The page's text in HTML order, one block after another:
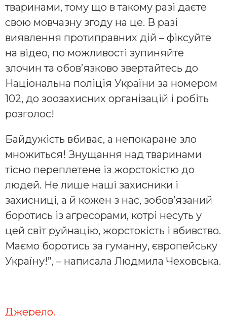
тваринами, тому що в такому разі даєте
свою мовчазну згоду на це. В разі
виявлення протиправних дій – фіксуйте
на відео, по можливості зупиняйте
злочин та обов’язково звертайтесь до
Національна поліція України за номером
102, до зоозахисних організацій і робіть
розголос!
Байдужість вбиває, а непокаране зло
множиться! Знущання над тваринами
тісно переплетене із жорстокістю до
людей. Не лише наші захисники і
захисниці, а й кожен з нас, зобов’язаний
боротись із агресорами, котрі несуть у
цей світ руйнацію, жорстокість і вбивство.
Маємо боротись за гуманну, європейську
Україну!”, – написала Людмила Чеховська.
Джерело.